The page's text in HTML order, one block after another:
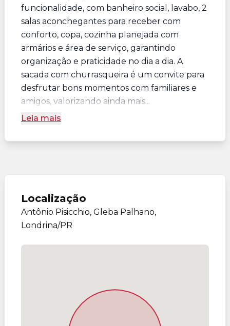
funcionalidade, com banheiro social, lavabo, 2
salas aconchegantes para receber com
conforto, copa, cozinha planejada com
armários e área de serviço, garantindo
organização e praticidade no dia a dia. A
sacada com churrasqueira é um convite para
desfrutar bons momentos com familiares e
amigos, valorizando ainda mais...
Leia mais
Localização
Antônio Pisicchio, Gleba Palhano,
Londrina/PR